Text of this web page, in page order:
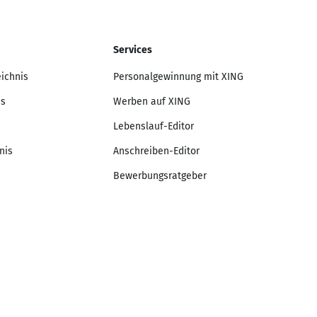
Services
Personalgewinnung mit XING
Werben auf XING
Lebenslauf-Editor
Anschreiben-Editor
Bewerbungsratgeber